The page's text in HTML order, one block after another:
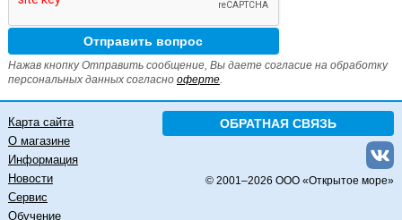
Нажав кнопку Отправить сообщение, Вы даете согласие на обработку
персональных данных согласно оферте.
ОБРАТНАЯ СВЯЗЬ
© 2001–2026 ООО «Открытое море»
Карта сайта
О магазине
Информация
Новости
Сервис
Обучение